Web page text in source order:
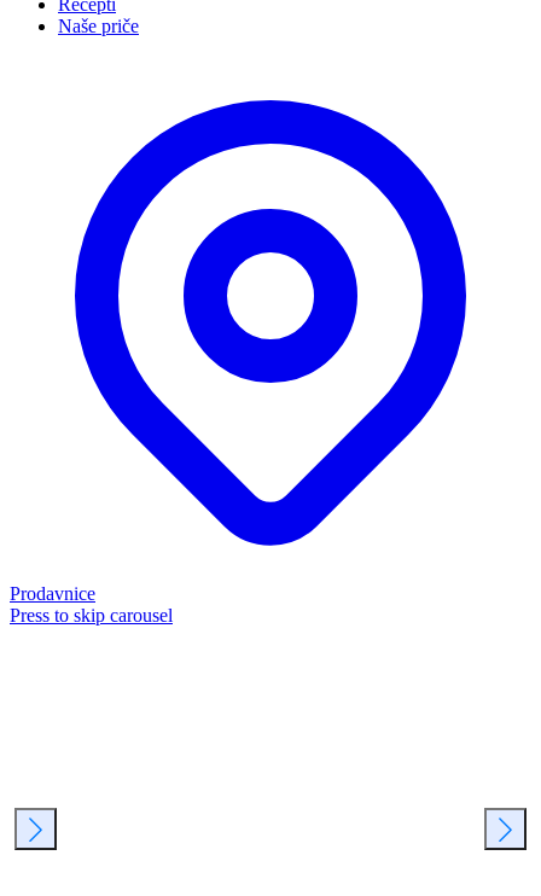
Recepti
Naše priče
Prodavnice
Press to skip carousel